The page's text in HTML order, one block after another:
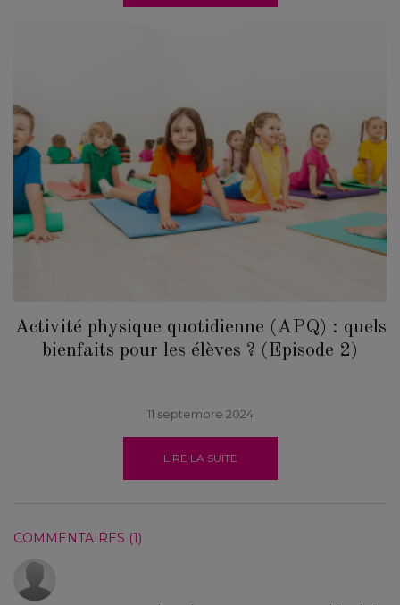
Activité physique quotidienne (APQ) : quels
bienfaits pour les élèves ? (Episode 2)
11 septembre 2024
LIRE LA SUITE
COMMENTAIRES (1)